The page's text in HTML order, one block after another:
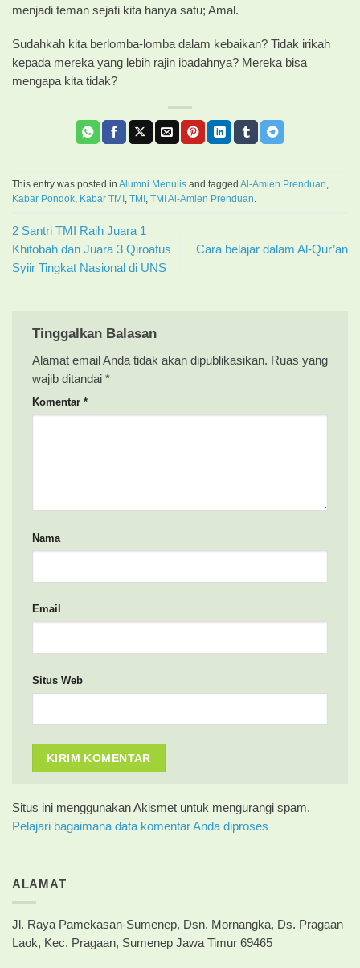
menjadi teman sejati kita hanya satu; Amal.
Sudahkah kita berlomba-lomba dalam kebaikan? Tidak irikah
kepada mereka yang lebih rajin ibadahnya? Mereka bisa
mengapa kita tidak?
This entry was posted in Alumni Menulis and tagged Al-Amien Prenduan
Kabar Pondok Kabar TMI TMI TMI Al-Amien Prenduan
2 Santri TMI Raih Juara 1
Khitobah dan Juara 3 Qiroatus
Syiir Tingkat Nasional di UNS
Cara belajar dalam Al-Qur’an
Tinggalkan Balasan
Alamat email Anda tidak akan dipublikasikan. Ruas yang
wajib ditandai *
Komentar *
Nama
Email
Situs Web
Situs ini menggunakan Akismet untuk mengurangi spam.
Pelajari bagaimana data komentar Anda diproses
ALAMAT
Jl. Raya Pamekasan-Sumenep, Dsn. Mornangka, Ds. Pragaan
Laok, Kec. Pragaan, Sumenep Jawa Timur 69465